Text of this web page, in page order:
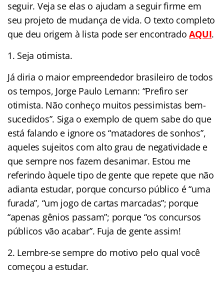
seguir. Veja se elas o ajudam a seguir firme em
seu projeto de mudança de vida. O texto completo
que deu origem à lista pode ser encontradoAQUI.
1. Seja otimista.
Já diria o maior empreendedor brasileiro de todos
os tempos, Jorge Paulo Lemann: “Prefiro ser
otimista. Não conheço muitos pessimistas bem-
sucedidos”. Siga o exemplo de quem sabe do que
está falando e ignore os “matadores de sonhos”,
aqueles sujeitos com alto grau de negatividade e
que sempre nos fazem desanimar. Estou me
referindo àquele tipo de gente que repete que não
adianta estudar, porque concurso público é “uma
furada”, “um jogo de cartas marcadas”; porque
“apenas gênios passam”; porque “os concursos
públicos vão acabar”. Fuja de gente assim!
2. Lembre-se sempre do motivo pelo qual você
começou a estudar.